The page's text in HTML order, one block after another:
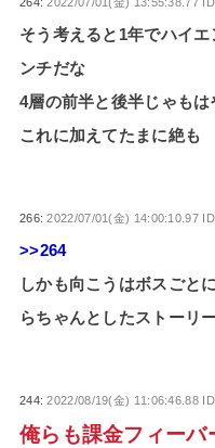
そう考えると1年でハイ
ンチだな
4層の前半と後半じゃも
これに加えてたまに絶も
266:2022/07/01(金) 14:00:10.97
>>264
しかも向こうはボスごと
らちゃんとしたストーリ
244:2022/08/19(金) 11:06:46.88
俺らも課金フィー